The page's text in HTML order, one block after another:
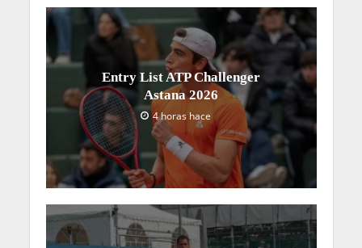
Entry List ATP Challenger
Astana 2026
4 horas hace